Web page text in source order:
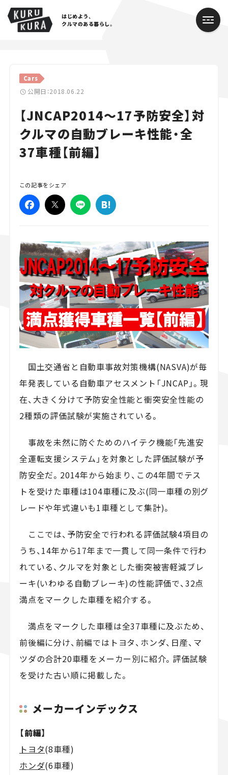
はじめよう、
クルマのある暮らし。
Cars
公開日：2018.06.22
【JNCAP2014～17予防安全】対
クルマの自動ブレーキ性能・全
37車種【前編】
この記事をシェア
国土交通省と自動車事故対策機構(NASVA)が毎
年発表している自動車アセスメント「JNCAP」。現
在、大きく分けて予防安全性能と衝突安全性能の
2種類の評価試験が実施されている。
事故を未然に防ぐためのハイテク機能「先進安
全運転支援システム」を対象とした評価試験が予
防安全だ。2014年から始まり、この4年間でテス
トを受けた車種は104車種に及ぶ(同一車種の別グ
レードや年式違いも1車種として集計)。
ここでは、予防安全で行われる評価試験4項目の
うち、14年から17年まで一貫して同一条件で行わ
れている、クルマを対象とした衝突被害軽減ブレ
ーキ(いわゆる自動ブレーキ)の性能評価で、32点
満点をマークした車種を紹介する。
満点をマークした車種は全37車種に及ぶため、
前後編に分け、前編ではトヨタ、ホンダ、日産、マ
ツダの合計20車種をメーカー別に紹介。評価試験
を受けた古い順に掲載した。
メーカーインデックス
【前編】
トヨタ(8車種)
ホンダ(6車種)
Cars
Lifestyle
Traffic
Special
Series
Campaign
スズキ ジムニー｜Suzuki Jimny
スズキ｜Suzuki
マツダ｜Mazda
マツダ ロードスター｜Mazda Roadster